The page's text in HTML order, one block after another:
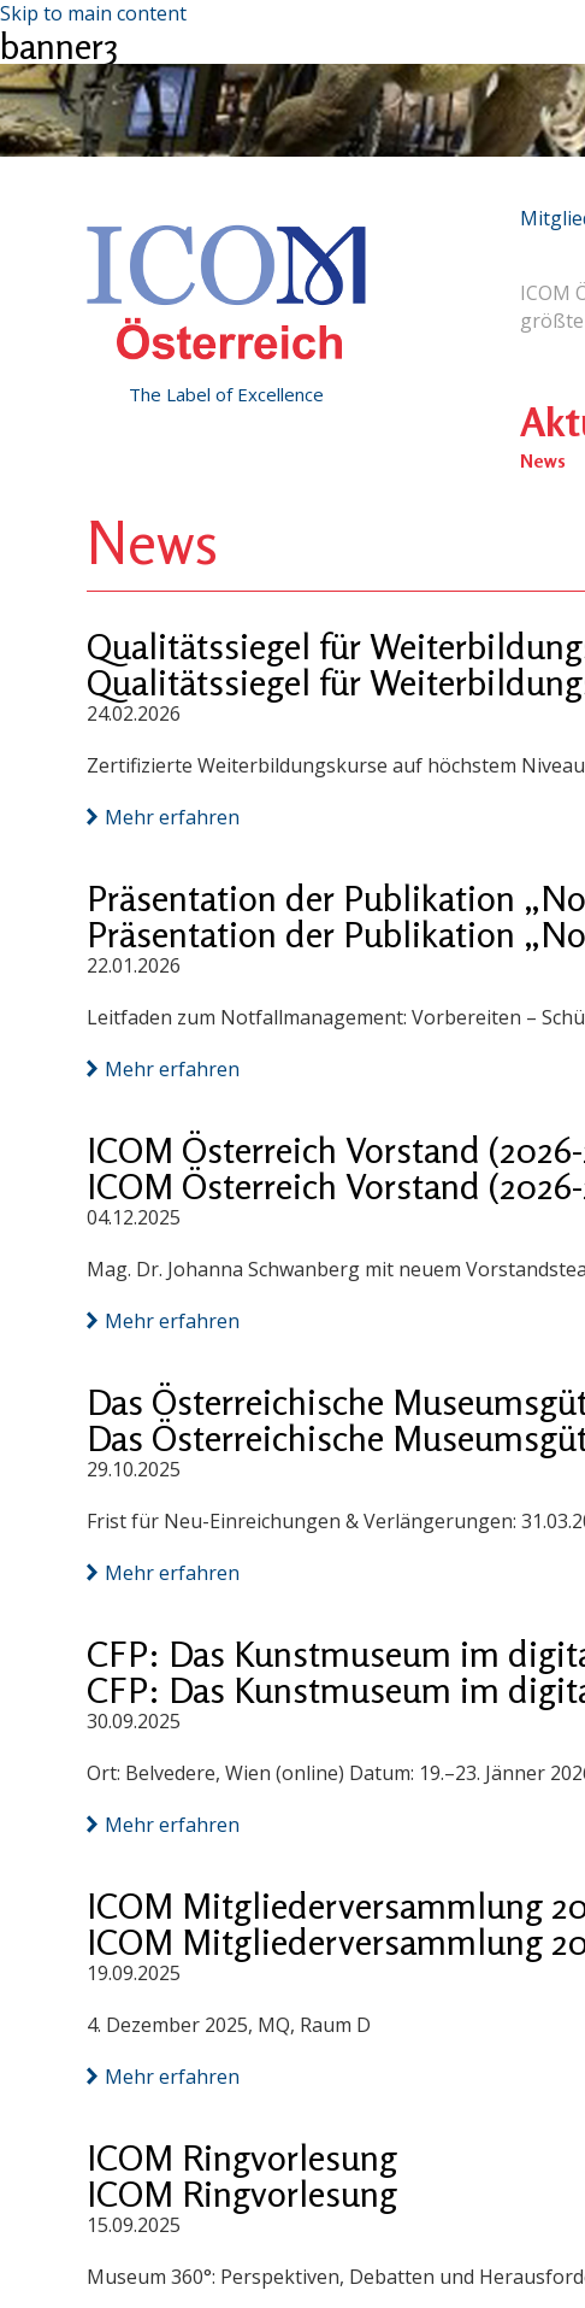
Skip to main content
banner3
The Label of Excellence
ICOM
News
News
Qualitätssiegel für
Qualitätssiegel für
24.02.2026
Zertifizierte Weiterbildungskurse auf höchstem Niveau
Mehr erfahren
Präsentation der Publikation
Präsentation der Publikation
22.01.2026
Leitfaden zum Notfallmanagement: Vorbereiten –
Mehr erfahren
ICOM Österreich Vorstand
ICOM Österreich Vorstand
04.12.2025
Mag. Dr. Johanna Schwanberg mit neuem
Mehr erfahren
Das Österreichische
Das Österreichische
29.10.2025
Frist für Neu-Einreichungen & Verlängerungen:
Mehr erfahren
CFP: Das Kunstmuseum im
CFP: Das Kunstmuseum im
30.09.2025
Ort: Belvedere, Wien (online) Datum: 19.–23. Jänner
Mehr erfahren
ICOM Mitgliederversammlung
ICOM Mitgliederversammlung
19.09.2025
4. Dezember 2025, MQ, Raum D
Mehr erfahren
ICOM Ringvorlesung
ICOM Ringvorlesung
15.09.2025
Museum 360°: Perspektiven, Debatten und